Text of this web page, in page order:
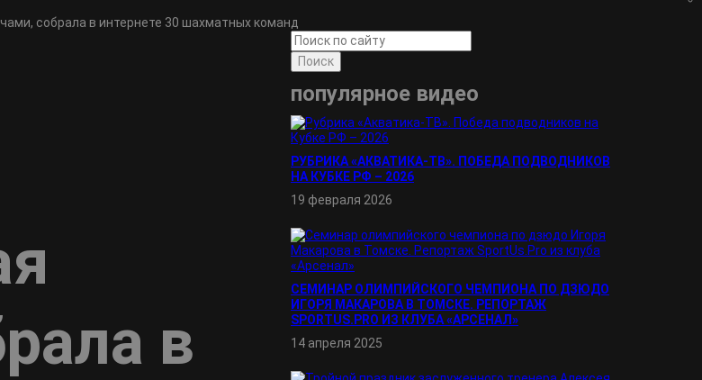
собрала в интернете 30 шахматных команд
в
Поиск
популярное видео
РУБРИКА «АКВАТИКА-TВ». ПОБЕДА ПОДВОДНИКОВ
НА КУБКЕ РФ – 2026
19 февраля 2026
СЕМИНАР ОЛИМПИЙСКОГО ЧЕМПИОНА ПО ДЗЮДО
ИГОРЯ МАКАРОВА В ТОМСКЕ. РЕПОРТАЖ
SPORTUS.PRO ИЗ КЛУБА «АРСЕНАЛ»
14 апреля 2025